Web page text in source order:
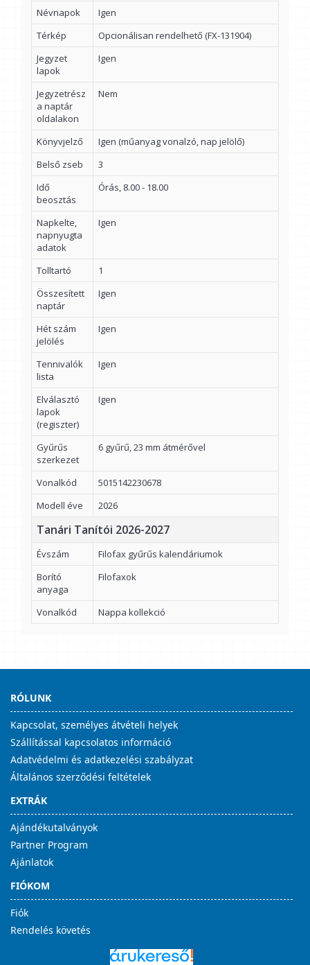
Névnapok
Igen
Térkép
Opcionálisan rendelhető (FX-131904)
Jegyzet
lapok
Igen
Jegyzetrész
a naptár
oldalakon
Nem
Könyvjelző
Igen (műanyag vonalzó, nap jelölő)
Belső zseb
3
Idő
beosztás
Órás, 8.00 - 18.00
Napkelte,
napnyugta
adatok
Igen
Tolltartó
1
Összesített
naptár
Igen
Hét szám
jelölés
Igen
Tennivalók
lista
Igen
Elválasztó
lapok
(regiszter)
Igen
Gyűrűs
szerkezet
6 gyűrű, 23 mm átmérővel
Vonalkód
5015142230678
Modell éve
2026
Tanári Tanítói 2026-2027
Évszám
Filofax gyűrűs kalendáriumok
Borító
anyaga
Filofaxok
Vonalkód Nappa kollekció
RÓLUNK
Kapcsolat, személyes átvételi helyek
Szállítással kapcsolatos információ
Adatvédelmi és adatkezelési szabályzat
Általános szerződési feltételek
EXTRÁK
Ajándékutalványok
Partner Program
Ajánlatok
FIÓKOM
Fiók
Rendelés követés